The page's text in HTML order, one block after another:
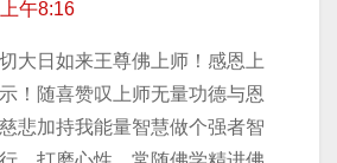
午8:16
大日如来王尊佛上师！感恩上
！随喜赞叹上师无量功德与恩
悲加持我能量智慧做个强者智